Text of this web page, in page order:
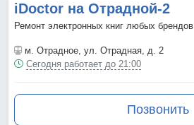
iDoctor на Отрадной-2
Ремонт электронных книг любых брендов
м. Отрадное, ул. Отрадная, д. 2
Сегодня работает до 21:00
Позвонить